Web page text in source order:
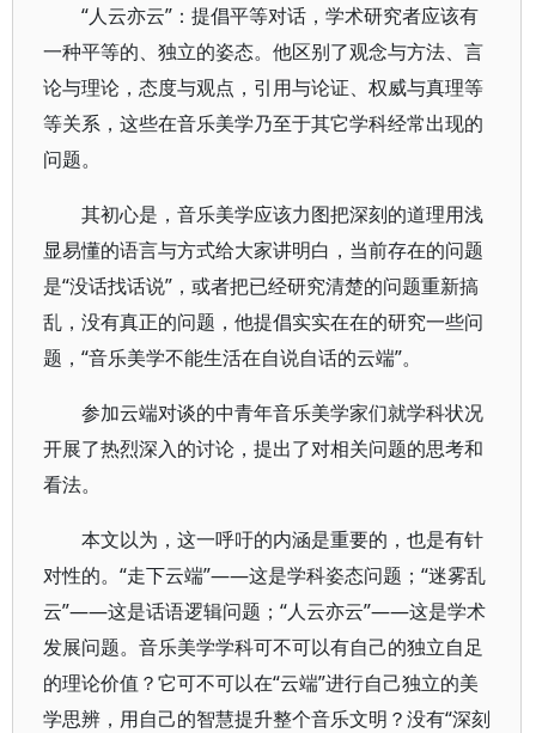
“人云亦云”：提倡平等对话，学术研究者应该有
一种平等的、独立的姿态。他区别了观念与方法、言
论与理论，态度与观点，引用与论证、权威与真理等
等关系，这些在音乐美学乃至于其它学科经常出现的
问题。
其初心是，音乐美学应该力图把深刻的道理用浅
显易懂的语言与方式给大家讲明白，当前存在的问题
是“没话找话说”，或者把已经研究清楚的问题重新搞
乱，没有真正的问题，他提倡实实在在的研究一些问
题，“音乐美学不能生活在自说自话的云端”。
参加云端对谈的中青年音乐美学家们就学科状况
开展了热烈深入的讨论，提出了对相关问题的思考和
看法。
本文以为，这一呼吁的内涵是重要的，也是有针
对性的。“走下云端”——这是学科姿态问题；“迷雾乱
云”——这是话语逻辑问题；“人云亦云”——这是学术
发展问题。音乐美学学科可不可以有自己的独立自足
的理论价值？它可不可以在“云端”进行自己独立的美
学思辨，用自己的智慧提升整个音乐文明？没有“深刻